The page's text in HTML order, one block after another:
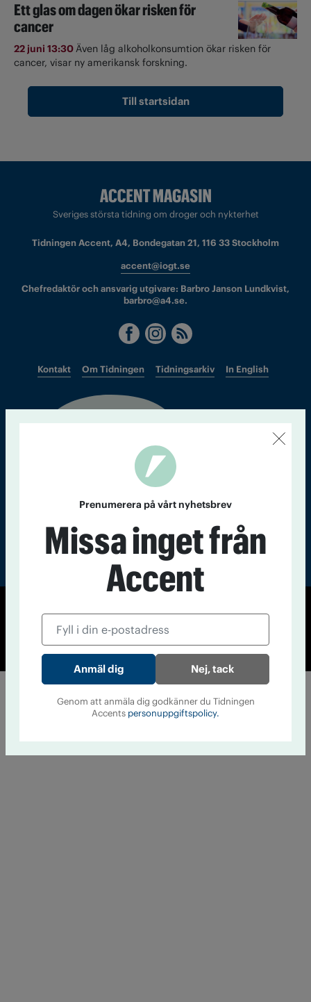
Ett glas om dagen ökar risken för
cancer
22 juni 13:30 Även låg alkoholkonsumtion ökar risken för
cancer, visar ny amerikansk forskning.
Till startsidan
Sveriges största tidning om droger och nykterhet
Tidningen Accent, A4, Bondegatan 21, 116 33 Stockholm
accent@iogt.se
Chefredaktör och ansvarig utgivare: Barbro Janson Lundkvist,
barbro@a4.se.
Kontakt Om Tidningen Tidningsarkiv In English
Läs tidigare
Cookiepolicy
Personuppgiftspolicy
Prenumerera på vårt nyhetsbrev
Missa inget från
Accent
Nej, tack
Genom att anmäla dig godkänner du Tidningen
Accents personuppgiftspolicy.